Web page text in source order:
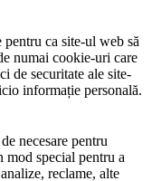
ca site-ul web să
numai cookie-uri care
de securitate ale site-
informație personală.
necesare pentru
special pentru a
reclame, alte